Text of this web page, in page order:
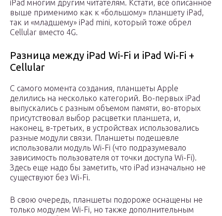
iPad многим другим читателям. Кстати, все описанное
выше применимо как к «большому» планшету iPad,
так и «младшему» iPad mini, который тоже обрел
Cellular вместо 4G.
Разница между iPad Wi-Fi и iPad Wi-Fi +
Cellular
С самого момента создания, планшеты Apple
делились на несколько категорий. Во-первых iPad
выпускались с разным объемом памяти, во-вторых
присутствовал выбор расцветки планшета, и,
наконец, в-третьих, в устройствах использовались
разные модули связи. Планшеты подешевле
использовали модуль Wi-Fi (что подразумевало
зависимость пользователя от точки доступа Wi-Fi).
Здесь еще надо бы заметить, что iPad изначально не
существуют без Wi-Fi.
В свою очередь, планшеты подороже оснащены не
только модулем Wi-Fi, но также дополнительным